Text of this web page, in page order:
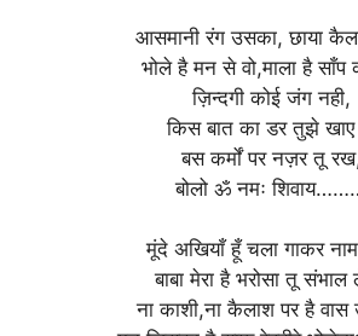
आसमानी रंग उसका, छाया
भोले है मन से वो,माला है
ज़िन्दगी कोई जंग नही,
किस बात का डर तुझे खाए
बस कर्मों पर नज़र तू
बोलो ॐ नमः
मूंदे अखियाँ हूँ चला गाकर
बाबा मेरा है भरोसा तू संभाल
ना काशी,ना कैलाश पर है